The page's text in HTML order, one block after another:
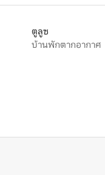
ตูลูซ
บ้านพักตากอากาศ